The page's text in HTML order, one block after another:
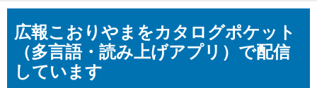
広報こおりやまをカタログポケット
（多言語・読み上げアプリ）で配信
しています